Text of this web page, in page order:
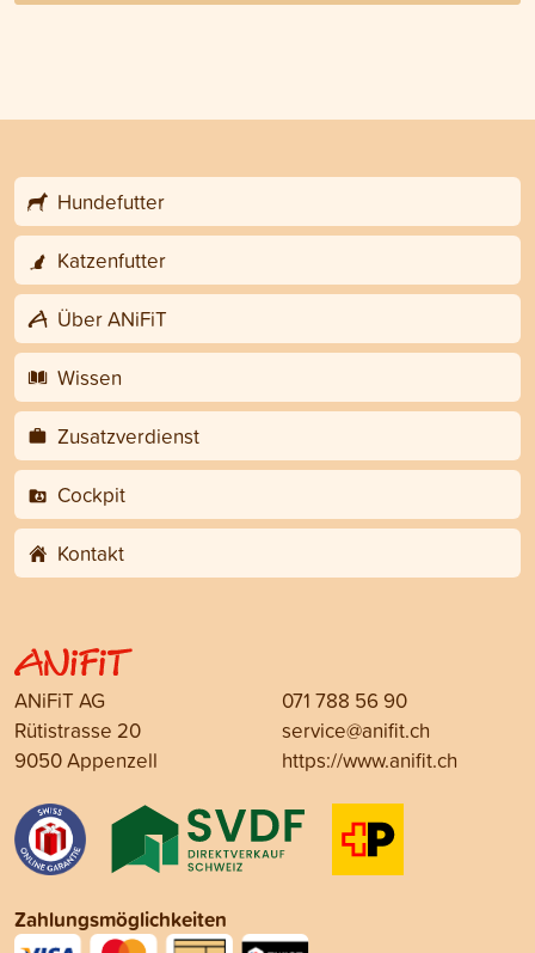
Hundefutter
Katzenfutter
Über ANiFiT
Wissen
Zusatzverdienst
Cockpit
Kontakt
ANiFiT AG
Rütistrasse 20
9050 Appenzell
071 788 56 90
service@anifit.ch
https://www.anifit.ch
Zahlungsmöglichkeiten